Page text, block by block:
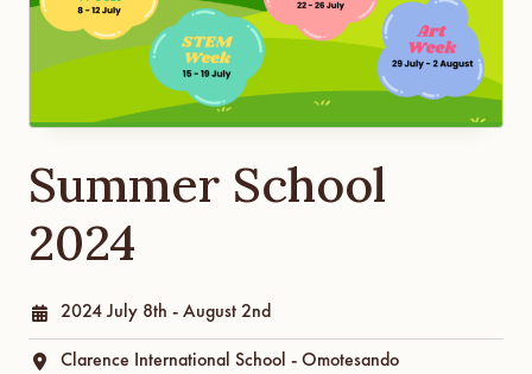
Summer School
2024
2024 July 8th - August 2nd
Clarence International School - Omotesando